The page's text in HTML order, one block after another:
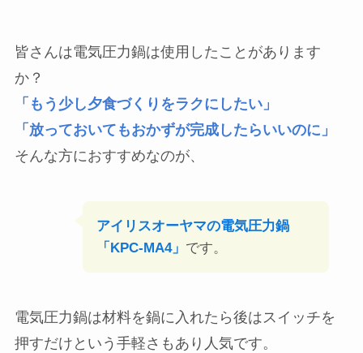
皆さんは電気圧力鍋は使用したことがあります
か？
「もう少し夕食づくりをラクにしたい」
「放っておいてもおかずが完成したらいいのに」
そんな方におすすめなのが、
アイリスオーヤマの電気圧力鍋
「KPC-MA4」 です。
電気圧力鍋は材料を鍋に入れたら後はスイッチを
押すだけという手軽さもあり人気です。